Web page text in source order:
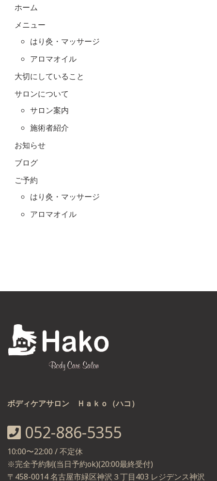
ホーム
メニュー
はり灸・マッサージ
アロマオイル
大切にしていること
サロンについて
サロン案内
施術者紹介
お知らせ
ブログ
ご予約
はり灸・マッサージ
アロマオイル
ボディケアサロン Ｈａｋｏ（ハコ）
052-886-5355
10:00〜22:00 / 不定休
※完全予約制(当日予約ok)(20:00最終受付)
〒458-0014 名古屋市緑区神沢３丁目403 レジデンス神沢